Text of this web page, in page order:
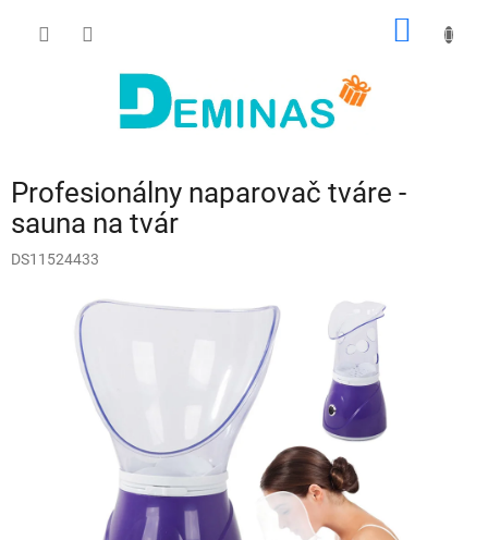
Profesionálny naparovač tváre -
sauna na tvár
DS11524433